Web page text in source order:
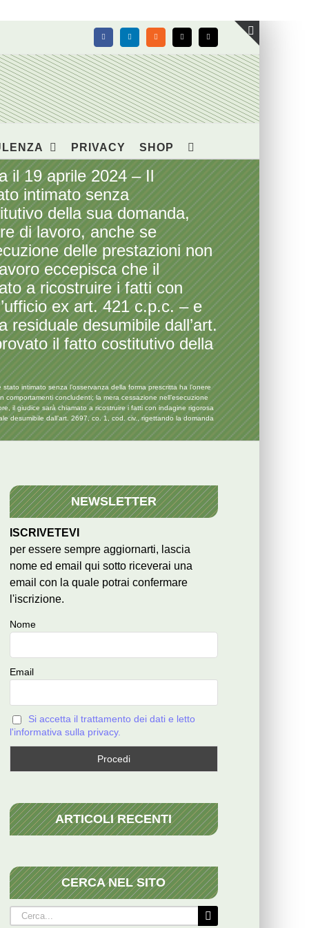
FacebookLinkedIn Rss X Email
PRIVACY SHOP
il 19 aprile 2024 – Il
intimato senza
della sua domanda,
di lavoro, anche se
delle prestazioni non
eccepisca che il
a ricostruire i fatti con
ex art. 421 c.p.c. – e
residuale desumibile dall’art.
il fatto costitutivo della
intimato senza l’osservanza della forma prescritta ha l’onere
concludenti; la mera cessazione nell’esecuzione
il giudice sarà chiamato a ricostruire i fatti con indagine rigorosa
desumibile dall’art. 2697, co. 1, cod. civ., rigettando la domanda
NEWSLETTER
ISCRIVETEVI
per essere sempre aggiornarti, lascia
nome ed email qui sotto riceverai una
email con la quale potrai confermare
l'iscrizione.
Nome
Email
Si accetta il trattamento dei dati e letto
l'informativa sulla privacy.
ARTICOLI RECENTI
CERCA NEL SITO
Cerca
Toggle
area
barra
scorrevole